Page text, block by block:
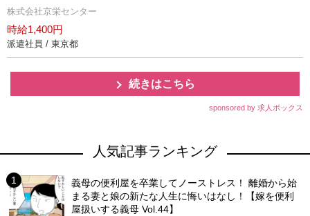
株式会社京栄センター
時給1,400円
派遣社員 / 東京都
続きはこちら
sponsored by 求人ボックス
人気記事ランキング
義母の便利屋を卒業してノーストレス！ 離婚から始
まる妻と娘の新たな人生に悔いはなし！【嫁を便利
屋扱いする義母 Vol.44】